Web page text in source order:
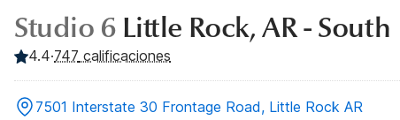
Studio 6 Little Rock, AR - South
4.4·747 calificaciones
7501 Interstate 30 Frontage Road, Little Rock AR